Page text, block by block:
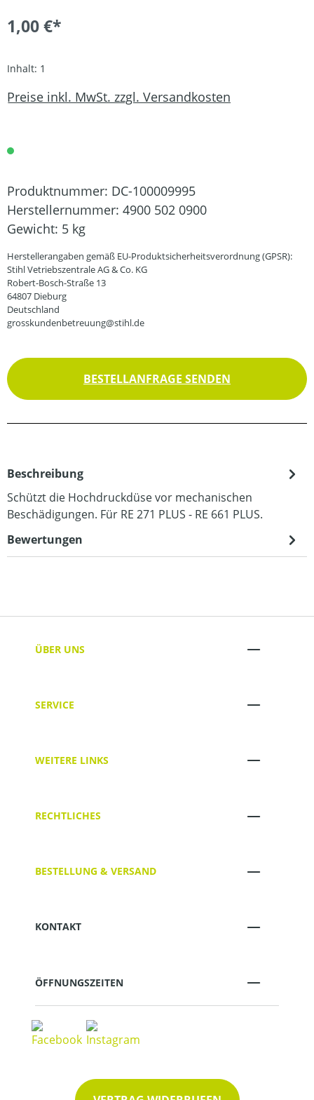
1,00 €*
Inhalt: 1
Preise inkl. MwSt. zzgl. Versandkosten
Produktnummer: DC-100009995
Herstellernummer: 4900 502 0900
Gewicht: 5 kg
Herstellerangaben gemäß EU-Produktsicherheitsverordnung (GPSR):
Stihl Vetriebszentrale AG & Co. KG
Robert-Bosch-Straße 13
64807 Dieburg
Deutschland
grosskundenbetreuung@stihl.de
BESTELLANFRAGE SENDEN
Beschreibung
Schützt die Hochdruckdüse vor mechanischen
Beschädigungen. Für RE 271 PLUS - RE 661 PLUS.
Bewertungen
ÜBER UNS
SERVICE
WEITERE LINKS
RECHTLICHES
BESTELLUNG & VERSAND
KONTAKT
ÖFFNUNGSZEITEN